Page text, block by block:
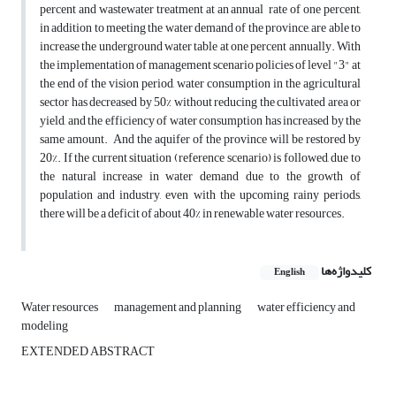
percent and wastewater treatment at an annual rate of one percent,
in addition to meeting the water demand of the province, are able to
increase the underground water table at one percent annually. With
the implementation of management scenario policies of level "3" at
the end of the vision period, water consumption in the agricultural
sector has decreased by 50% without reducing the cultivated area or
yield, and the efficiency of water consumption has increased by the
same amount. And the aquifer of the province will be restored by
20%. If the current situation (reference scenario) is followed, due to
the natural increase in water demand due to the growth of
population and industry, even with the upcoming rainy periods,
there will be a deficit of about 40% in renewable water resources.
کلیدواژه‌ها English
Water resources management and planning water efficiency and
modeling
EXTENDED ABSTRACT